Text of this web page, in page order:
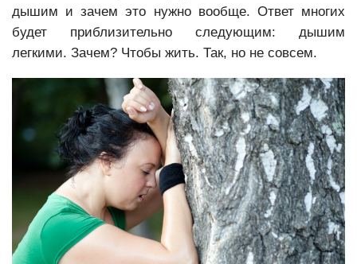
дышим и зачем это нужно вообще. Ответ многих
будет приблизительно следующим: дышим
легкими. Зачем? Чтобы жить. Так, но не совсем.